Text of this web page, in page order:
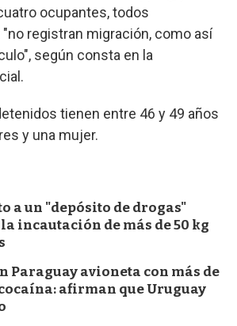
ocupantes, todos
"no registran migración, como así
según consta en la
tienen entre 46 y 49 años
y una mujer.
a un "depósito de drogas"
incautación de más de 50 kg
Paraguay avioneta con más de
afirman que Uruguay